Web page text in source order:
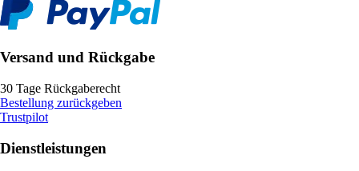
Versand und Rückgabe
30 Tage Rückgaberecht
Bestellung zurückgeben
Trustpilot
Dienstleistungen